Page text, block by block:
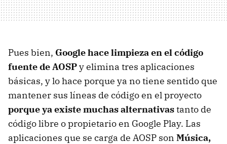
Pues bien, Google hace limpieza en el código
fuente de AOSPy elimina tres aplicaciones
básicas, y lo hace porque ya no tiene sentido que
mantener sus líneas de código en el proyecto
porque ya existe muchas alternativastanto de
código libre o propietario en Google Play. Las
aplicaciones que se carga de AOSP son Música,